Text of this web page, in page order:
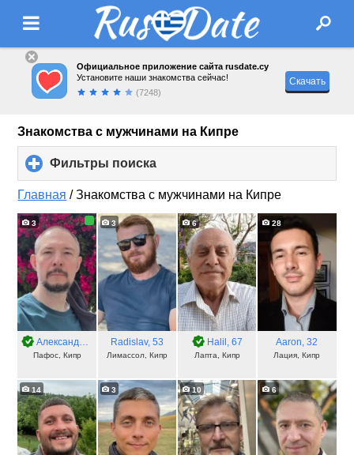
Официальное приложение сайта rusdate.cy
Установите наши знакомства сейчас!
(7248)
Скачать
Знакомства с мужчинами на Кипре
Фильтры поиска
to
expand
contents
Главная /Знакомства с мужчинами на Кипре
3
Александр , 43
Пафос, Кипр
3
Radislav, 53
Лимассол, Кипр
6
Halil , 67
Лапта, Кипр
28
Aaron, 32
Лация, Кипр
14 3 10 6